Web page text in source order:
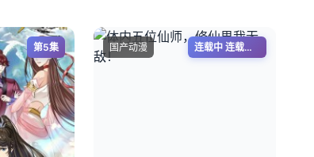
第5集 国产动漫 连载中 连载到7集